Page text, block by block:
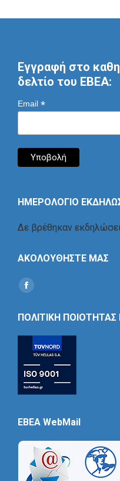
Εγγραφή στο
δελτίο του ΕΒΕΑ:
Email *
ΗΜΕΡΟΛΟΓΙΟ
Δε βρέθηκαν
ΑΚΟΛΟΥΘΗΣΤΕ ΜΑΣ
Find us on:
Social
ΠΟΛΙΤΙΚΗ ΠΟΙΟΤΗΤΑΣ
EBEA WebMail